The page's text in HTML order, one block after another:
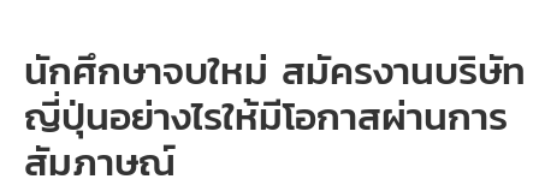
นักศึกษาจบใหม่ สมัครงานบริษัท
ญี่ปุ่นอย่างไรให้มีโอกาสผ่านการ
สัมภาษณ์